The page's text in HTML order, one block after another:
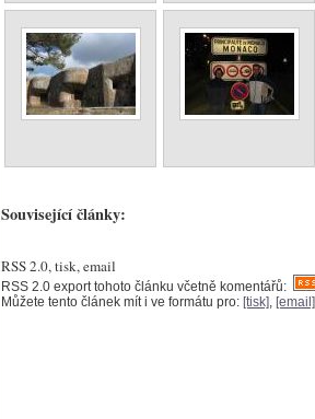
Související články:
RSS 2.0, tisk, email
RSS 2.0 export tohoto článku včetně komentářů:
Můžete tento článek mít i ve formátu pro: [tisk], [email]